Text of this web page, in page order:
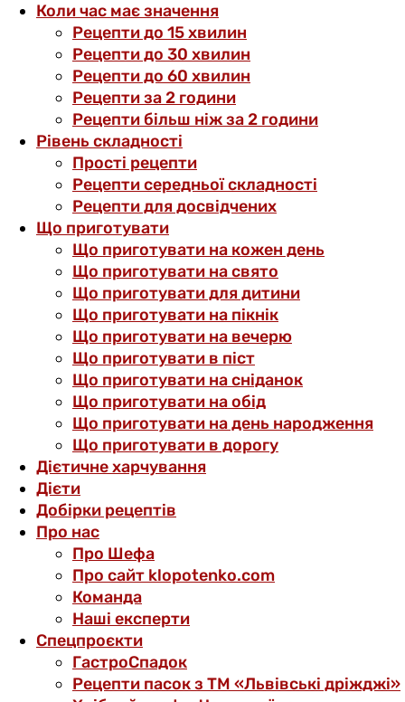
Коли час має значення
Рецепти до 15 хвилин
Рецепти до 30 хвилин
Рецепти до 60 хвилин
Рецепти за 2 години
Рецепти більш ніж за 2 години
Рівень складності
Прості рецепти
Рецепти середньої складності
Рецепти для досвідчених
Що приготувати
Що приготувати на кожен день
Що приготувати на свято
Що приготувати для дитини
Що приготувати на пікнік
Що приготувати на вечерю
Що приготувати в піст
Що приготувати на сніданок
Що приготувати на обід
Що приготувати на день народження
Що приготувати в дорогу
Дієтичне харчування
Дієти
Добірки рецептів
Про нас
Про Шефа
Про сайт klopotenko.com
Команда
Наші експерти
Спецпроєкти
ГастроСпадок
Рецепти пасок з ТМ «Львівські дріжджі»